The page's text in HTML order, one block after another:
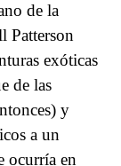
de la
Patterson
exóticas
de las
y
a un
ocurría en